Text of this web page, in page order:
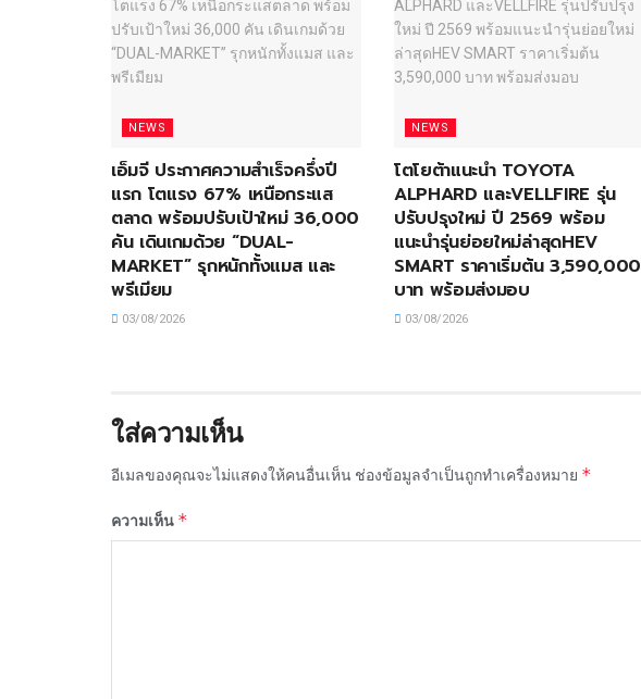
NEWS
เอ็มจี ประกาศความสำเร็จครึ่งปี
แรก โตแรง 67% เหนือกระแส
ตลาด พร้อมปรับเป้าใหม่ 36,000
คัน เดินเกมด้วย “DUAL-
MARKET” รุกหนักทั้งแมส และ
พรีเมียม
03/08/2026
NEWS
โตโยต้าแนะนำ TOYOTA
ALPHARD และVELLFIRE รุ่น
ปรับปรุงใหม่ ปี 2569 พร้อม
แนะนำรุ่นย่อยใหม่ล่าสุดHEV
SMART ราคาเริ่มต้น 3,590,000
บาท พร้อมส่งมอบ
03/08/2026
ใส่ความเห็น
อีเมลของคุณจะไม่แสดงให้คนอื่นเห็น ช่องข้อมูลจำเป็นถูกทำเครื่องหมาย *
ความเห็น *